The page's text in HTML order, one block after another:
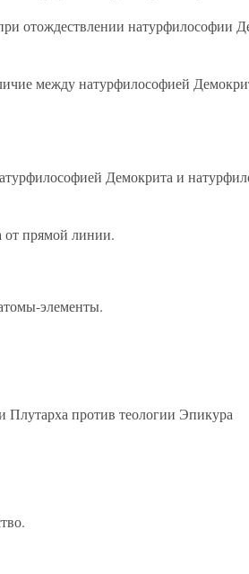
отождествлении натурфилософии
между натурфилософией
Демокрита и
от прямой линии.
элементы.
против теологии Эпикура